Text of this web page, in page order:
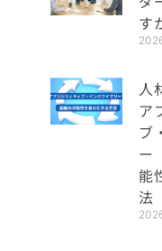
す
人
ア
ブ
ー
能
法